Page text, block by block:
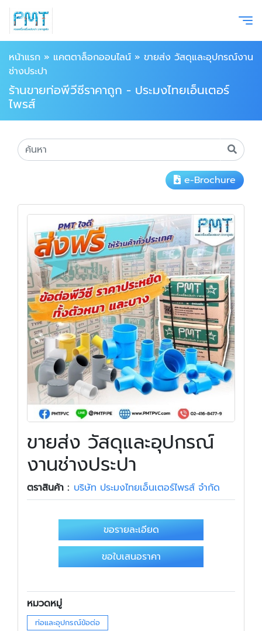
หน้าแรก » แคตตาล็อกออนไลน์ » ขายส่ง วัสดุและอุปกรณ์งาน
ช่างประปา
ร้านขายท่อพีวีซีราคาถูก - ประมงไทยเอ็นเตอร์
ไพรส์
e-Brochure
ขายส่ง วัสดุและอุปกรณ์
งานช่างประปา
ตราสินค้า : บริษัท ประมงไทยเอ็นเตอร์ไพรส์ จำกัด
ขอรายละเอียด
ขอใบเสนอราคา
หมวดหมู่
ท่อและอุปกรณ์ข้อต่อ